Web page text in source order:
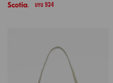
UYU 934